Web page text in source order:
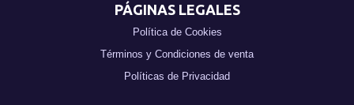
PÁGINAS LEGALES
Política de Cookies
Términos y Condiciones de venta
Políticas de Privacidad